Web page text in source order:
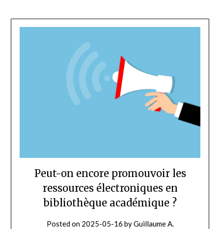
Peut-on encore promouvoir les
ressources électroniques en
bibliothèque académique ?
Posted on 2025-05-16 byGuillaume A.